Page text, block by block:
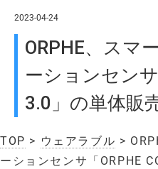
2023-04-24
ORPHE、スマ
ーションセンサ
3.0」の単体販
TOP > ウェアラブル >
ーションセンサ「ORPHE